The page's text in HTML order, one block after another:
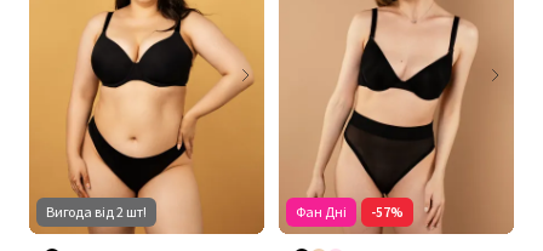
Вигода від 2 шт! Фан Дні -57%